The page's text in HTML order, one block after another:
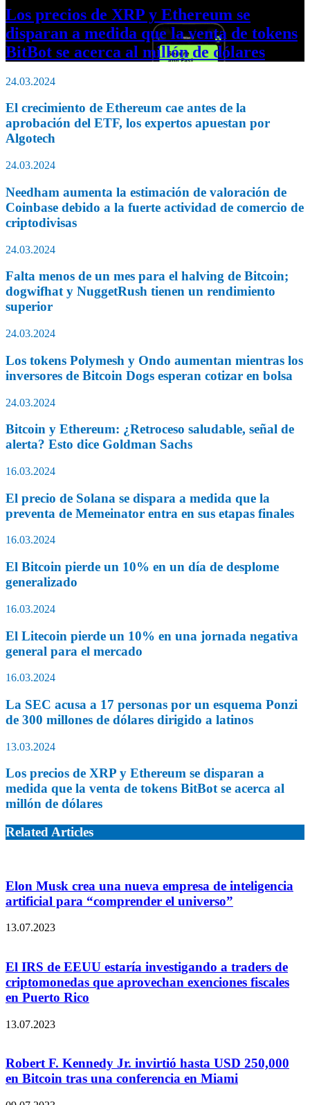
Los precios de XRP y Ethereum se
disparan a medida que la venta de tokens
BitBot se acerca al millón de dólares
24.03.2024
El crecimiento de Ethereum cae antes de la
aprobación del ETF, los expertos apuestan por
Algotech
24.03.2024
Needham aumenta la estimación de valoración de
Coinbase debido a la fuerte actividad de comercio de
criptodivisas
24.03.2024
Falta menos de un mes para el halving de Bitcoin;
dogwifhat y NuggetRush tienen un rendimiento
superior
24.03.2024
Los tokens Polymesh y Ondo aumentan mientras los
inversores de Bitcoin Dogs esperan cotizar en bolsa
24.03.2024
Bitcoin y Ethereum: ¿Retroceso saludable, señal de
alerta? Esto dice Goldman Sachs
16.03.2024
El precio de Solana se dispara a medida que la
preventa de Memeinator entra en sus etapas finales
16.03.2024
El Bitcoin pierde un 10% en un día de desplome
generalizado
16.03.2024
El Litecoin pierde un 10% en una jornada negativa
general para el mercado
16.03.2024
La SEC acusa a 17 personas por un esquema Ponzi
de 300 millones de dólares dirigido a latinos
13.03.2024
Los precios de XRP y Ethereum se disparan a
medida que la venta de tokens BitBot se acerca al
millón de dólares
Related Articles
Elon Musk crea una nueva empresa de inteligencia
artificial para “comprender el universo”
13.07.2023
El IRS de EEUU estaría investigando a traders de
criptomonedas que aprovechan exenciones fiscales
en Puerto Rico
13.07.2023
Robert F. Kennedy Jr. invirtió hasta USD 250,000
en Bitcoin tras una conferencia en Miami